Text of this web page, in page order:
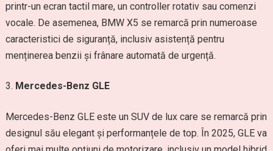
printr-un ecran tactil mare, un controller rotativ sau comenzi
vocale. De asemenea, BMW X5 se remarcă prin numeroase
caracteristici de siguranță, inclusiv asistență pentru
menținerea benzii și frânare automată de urgență.
Mercedes-Benz GLE
Mercedes-Benz GLE este un SUV de lux care se remarcă prin
designul său elegant și performanțele de top. În 2025, GLE va